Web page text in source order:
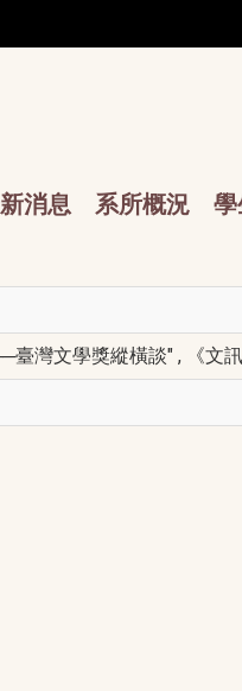
消息 系所概況
灣文學獎縱橫談" , 《文